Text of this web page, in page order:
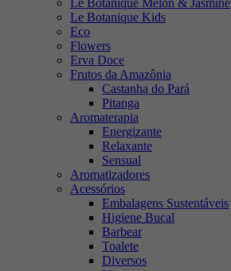
Le Botanique Melon & Jasmine
Le Botanique Kids
Eco
Flowers
Erva Doce
Frutos da Amazônia
Castanha do Pará
Pitanga
Aromaterapia
Energizante
Relaxante
Sensual
Aromatizadores
Acessórios
Embalagens Sustentáveis
Higiene Bucal
Barbear
Toalete
Diversos